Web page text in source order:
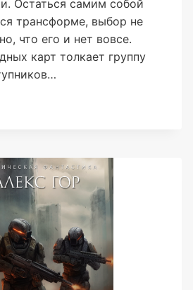
Остаться самим собой
трансформе, выбор не
что его и нет вовсе.
карт толкает группу